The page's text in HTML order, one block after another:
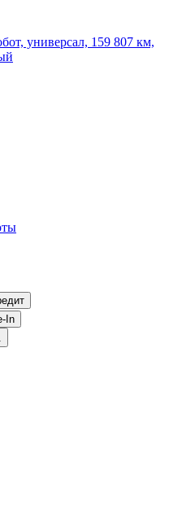
универсал, 159 807 км,
In